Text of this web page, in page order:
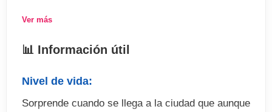
dinamismo cultural de la aglomeración: en el
ciudad, 21 museos y galerías están abiertos al
investigación trabajan en conjunto con las
principales empleadoras de la ciudad: de esta
Agua:
Apta para uso doméstico y personal.
Teléfono:
El prefijo internacional es 001 y el de Filadelfia es
Ver más
📊 Información útil
Nivel de vida:
Sorprende cuando se llega a la ciudad que aunque